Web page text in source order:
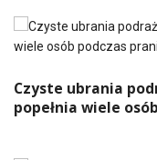
Czyste ubrania
popełnia wiele